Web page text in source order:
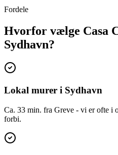
Fordele
Hvorfor vælge Casa
Sydhavn?
Lokal murer i Sydhavn
Ca. 33 min. fra Greve - vi er ofte i
forbi.